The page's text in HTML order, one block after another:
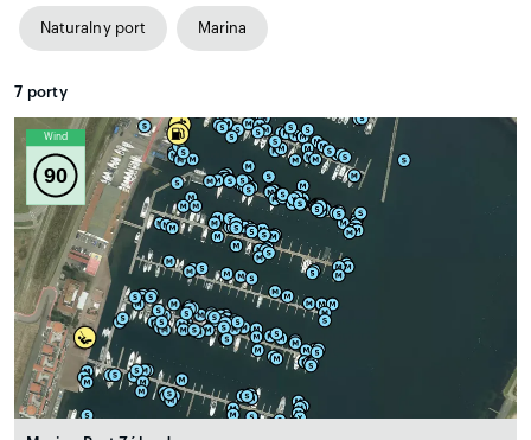
Naturalny port Marina
7 porty
Wind
90